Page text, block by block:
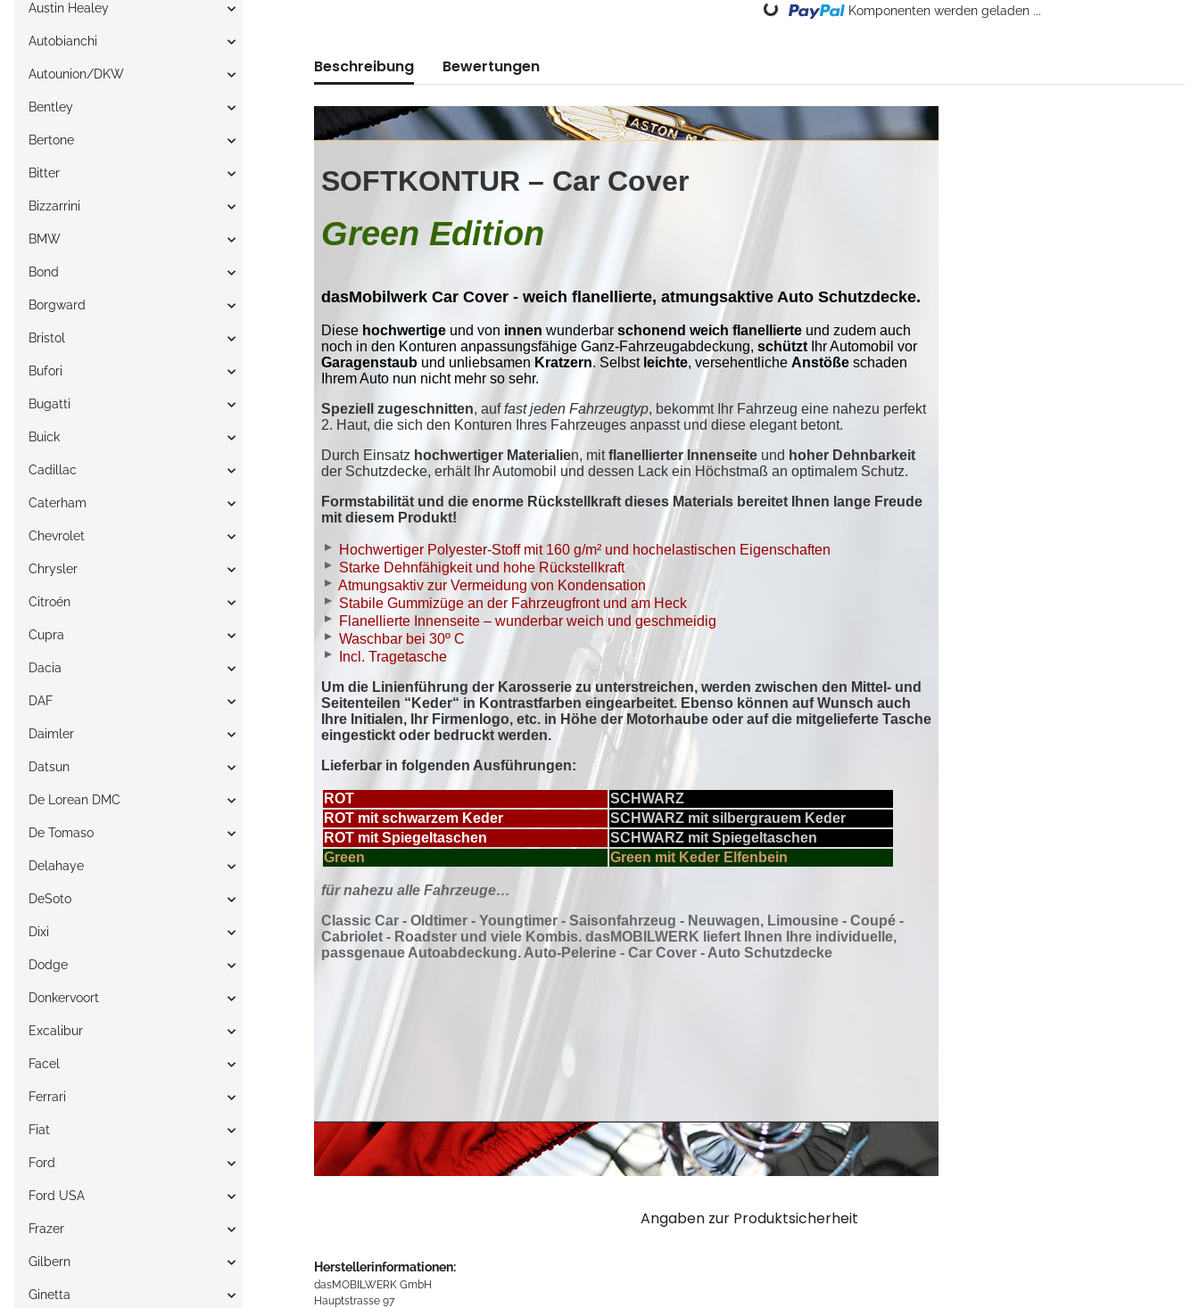
Loading... Komponenten werden geladen ...
Beschreibung Bewertungen
Angaben zur Produktsicherheit
Herstellerinformationen:
dasMOBILWERK GmbH
Hauptstrasse 97
Austin Healey
Autobianchi
Autounion/DKW
Bentley
Bertone
Bitter
Bizzarrini
BMW
Bond
Borgward
Bristol
Bufori
Bugatti
Buick
Cadillac
Caterham
Chevrolet
Chrysler
Citroén
Cupra
Dacia
DAF
Daimler
Datsun
De Lorean DMC
De Tomaso
Delahaye
DeSoto
Dixi
Dodge
Donkervoort
Excalibur
Facel
Ferrari
Fiat
Ford
Ford USA
Frazer
Gilbern
Ginetta